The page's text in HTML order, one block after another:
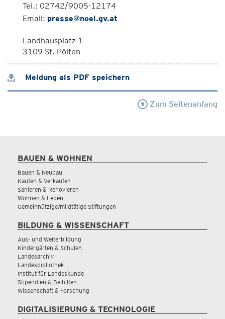
Tel.: 02742/9005-12174
Email: presse@noel.gv.at
Landhausplatz 1
3109 St. Pölten
Meldung als PDF speichern
Zum Seitenanfang
BAUEN & WOHNEN
Bauen & Neubau
Kaufen & Verkaufen
Sanieren & Renovieren
Wohnen & Leben
Gemeinnützige/mildtätige Stiftungen
BILDUNG & WISSENSCHAFT
Aus- und Weiterbildung
Kindergärten & Schulen
Landesarchiv
Landesbibliothek
Institut für Landeskunde
Stipendien & Beihilfen
Wissenschaft & Forschung
DIGITALISIERUNG & TECHNOLOGIE